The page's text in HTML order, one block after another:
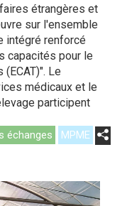
étrangères et
sur l'ensemble
intégré renforcé
capacités pour le
Le
médicaux et le
participent
échanges MPME